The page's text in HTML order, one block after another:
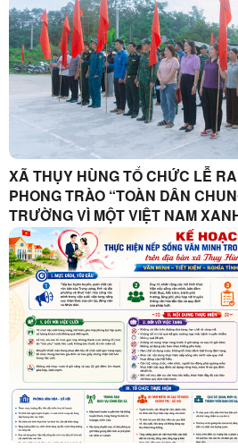
XÃ THỤY HÙNG TỔ CHỨC LỄ
PHONG TRÀO “TOÀN DÂN
TRƯỜNG VÌ MỘT VIỆT NAM
2026